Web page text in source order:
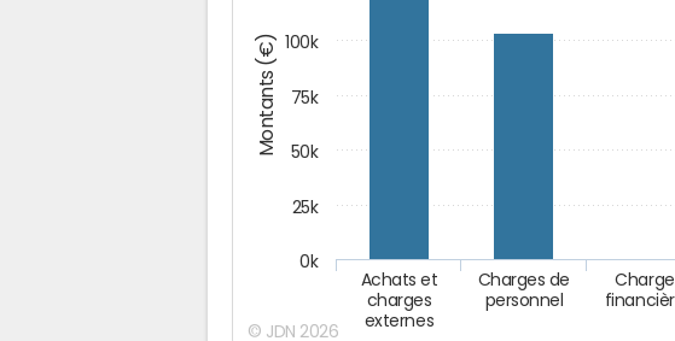
Montants (€)
Achats et
charges
externes
Charges de
personnel
0k
25k
50k
75k
100k
© JDN 2026